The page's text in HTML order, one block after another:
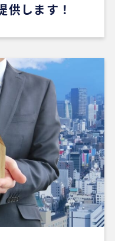
自分でもいろいろ
で、とても安心感
ることや質問にも毎
なく、自分では気
教えてくださり、
ました。仲介手数
です。担当の方（中
迅速、物件購入に
供します！